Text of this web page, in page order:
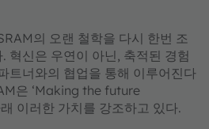
의 오랜 철학을 다시 한번 조
혁신은 우연이 아닌, 축적된 경험
트너와의 협업을 통해 이루어진다
은 ‘Making the future
이러한 가치를 강조하고 있다.